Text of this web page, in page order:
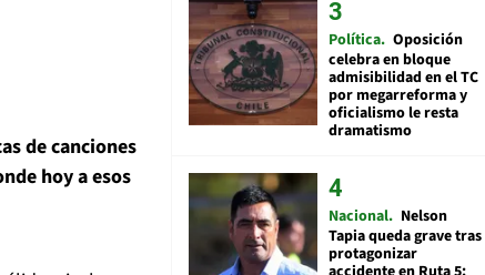
de canciones
hoy a esos
Política Oposición
celebra en bloque
admisibilidad en el TC
por megarreforma y
oficialismo le resta
dramatismo
Nacional Nelson
Tapia queda grave tras
protagonizar